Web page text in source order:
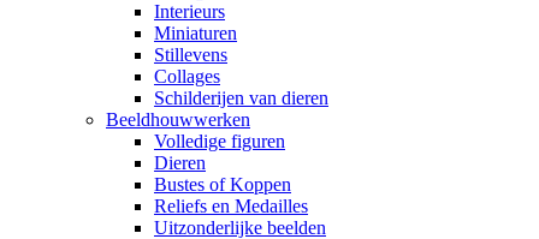
Interieurs
Miniaturen
Stillevens
Collages
Schilderijen van dieren
Beeldhouwwerken
Volledige figuren
Dieren
Bustes of Koppen
Reliefs en Medailles
Uitzonderlijke beelden